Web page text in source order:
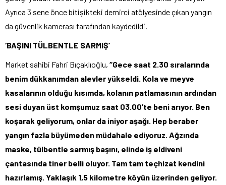
Ayrıca 3 sene önce bitişikteki demirci atölyesinde çıkan yangın
da güvenlik kamerası tarafından kaydedildi.
‘BAŞINI TÜLBENTLE SARMIŞ’
Market sahibi Fahri Bıçaklıoğlu, “Gece saat 2.30 sıralarında
benim dükkanımdan alevler yükseldi. Kola ve meyve
kasalarının olduğu kısımda, kolanın patlamasının ardından
sesi duyan üst komşumuz saat 03.00’te beni arıyor. Ben
koşarak geliyorum, onlar da iniyor aşağı. Hep beraber
yangın fazla büyümeden müdahale ediyoruz. Ağzında
maske, tülbentle sarmış başını, elinde iş eldiveni
çantasında tiner belli oluyor. Tam tam teçhizat kendini
hazırlamış. Yaklaşık 1,5 kilometre köyün üzerinden geliyor.